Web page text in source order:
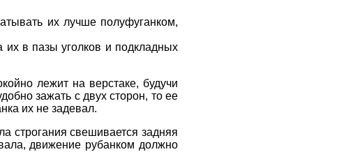
их лучше полуфуганком,
их в пазы уголков и подкладных
лежит на верстаке, будучи
зажать с двух сторон, то ее
их не задевал.
строгания свешивается задняя
движение рубанком должно